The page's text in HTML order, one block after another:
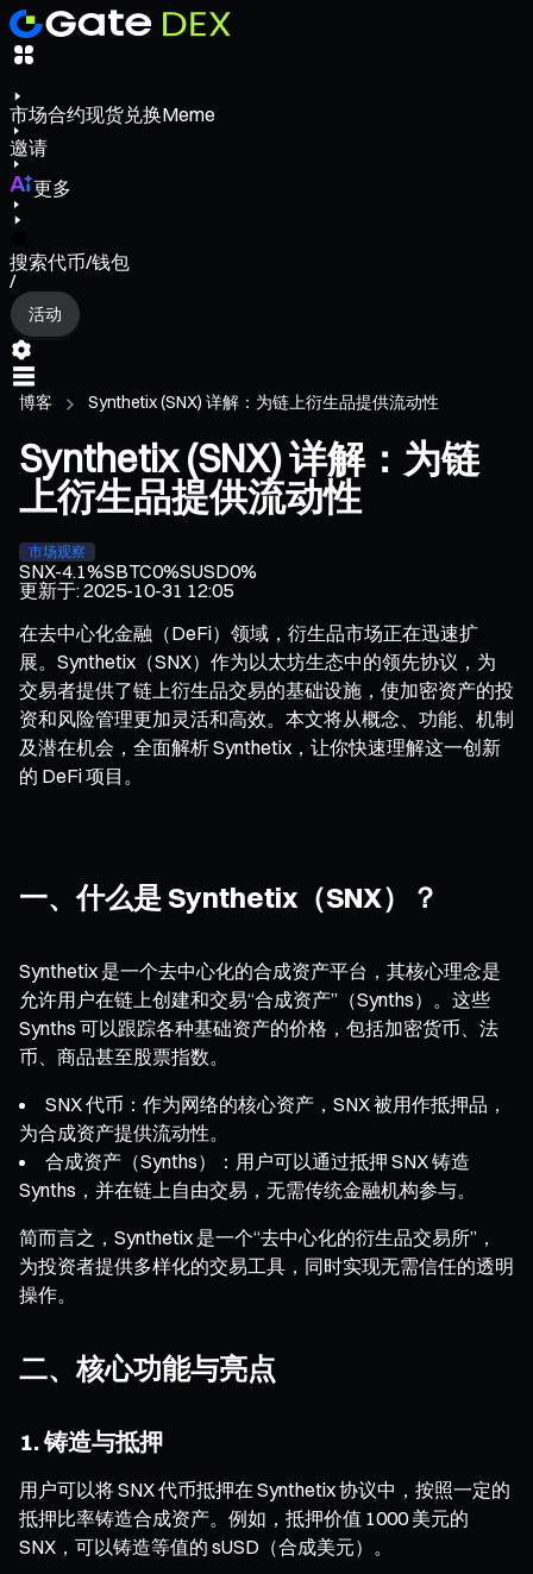
市场合约现货兑换Meme
邀请
更多
搜索代币/钱包
/
活动
博客 Synthetix (SNX) 详解：为链上衍生品提供流动性
Synthetix (SNX) 详解：为链
上衍生品提供流动性
市场观察
SNX-4.1%SBTC0%SUSD0%
更新于:2025-10-31 12:05
在去中心化金融（DeFi）领域，衍生品市场正在迅速扩
展。Synthetix（SNX）作为以太坊生态中的领先协议，为
交易者提供了链上衍生品交易的基础设施，使加密资产的投
资和风险管理更加灵活和高效。本文将从概念、功能、机制
及潜在机会，全面解析 Synthetix，让你快速理解这一创新
的 DeFi 项目。
一、什么是 Synthetix（SNX）？
Synthetix 是一个去中心化的合成资产平台，其核心理念是
允许用户在链上创建和交易“合成资产”（Synths）。这些
Synths 可以跟踪各种基础资产的价格，包括加密货币、法
币、商品甚至股票指数。
SNX 代币：作为网络的核心资产，SNX 被用作抵押品，
为合成资产提供流动性。
合成资产（Synths）：用户可以通过抵押 SNX 铸造
Synths，并在链上自由交易，无需传统金融机构参与。
简而言之，Synthetix 是一个“去中心化的衍生品交易所”，
为投资者提供多样化的交易工具，同时实现无需信任的透明
操作。
二、核心功能与亮点
1. 铸造与抵押
用户可以将 SNX 代币抵押在 Synthetix 协议中，按照一定的
抵押比率铸造合成资产。例如，抵押价值 1000 美元的
SNX，可以铸造等值的 sUSD（合成美元）。